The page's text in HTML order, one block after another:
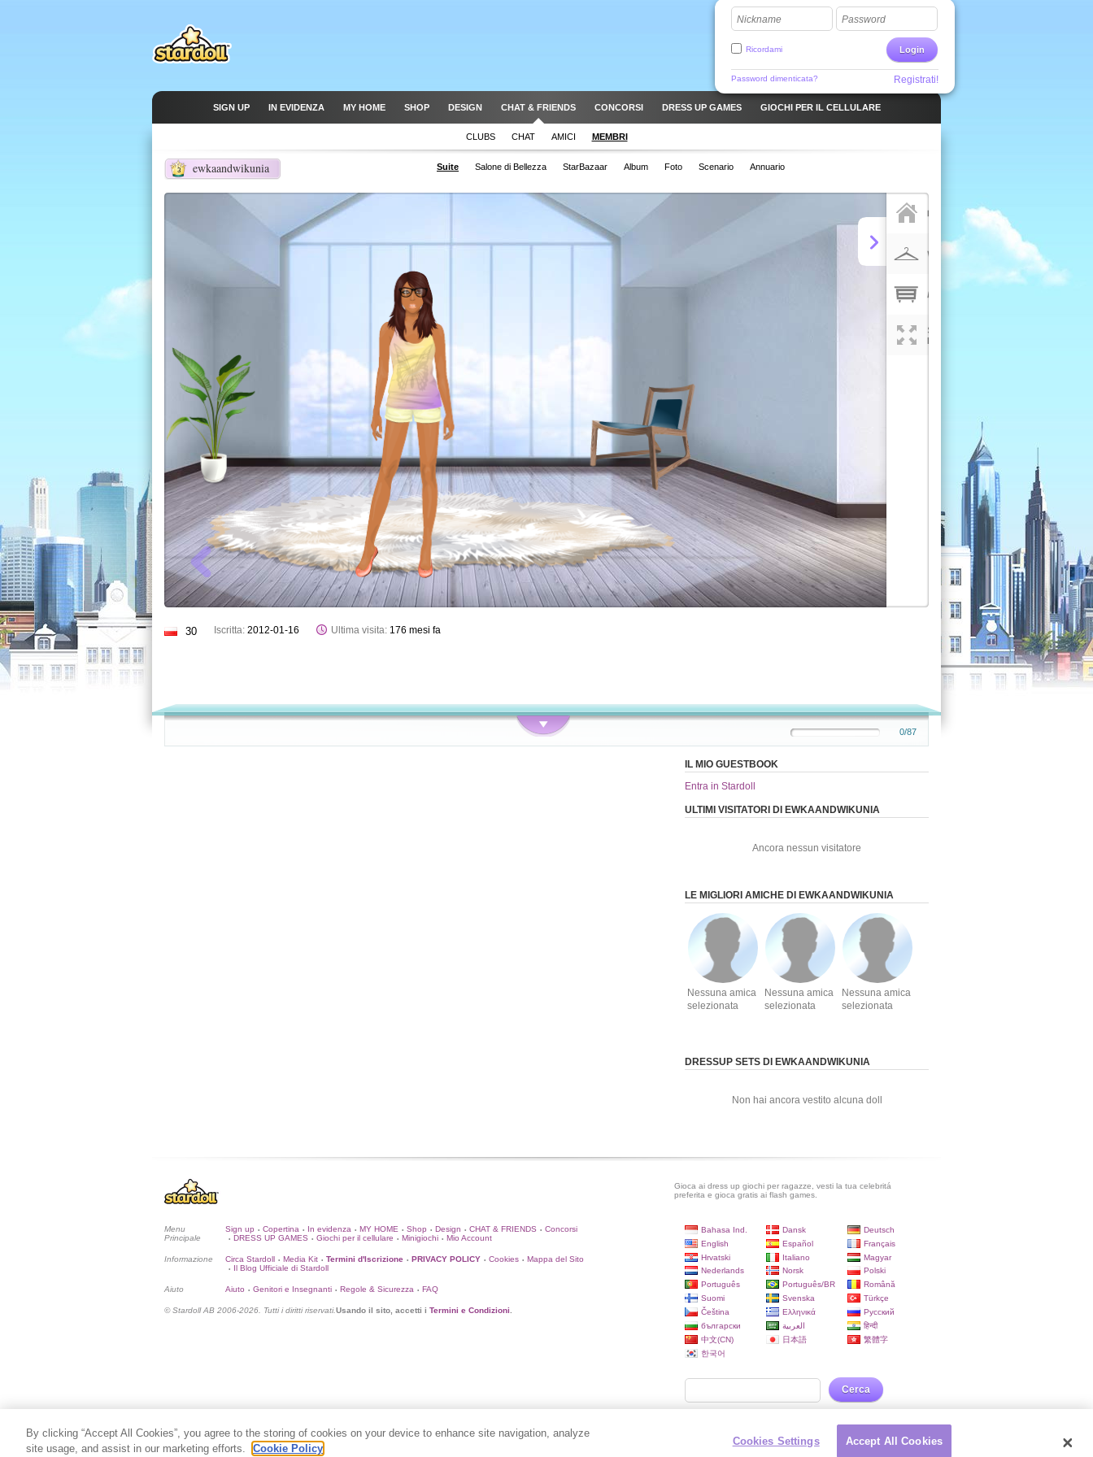
Nickname Password
Login
Ricordami
Password dimenticata? Registrati!
SIGN UP IN EVIDENZA MY HOME SHOP DESIGN CHAT & FRIENDS CONCORSI DRESS UP GAMES GIOCHI PER IL CELLULARE
CLUBS CHAT AMICI MEMBRI
ewkaandwikunia
3 Suite Salone di Bellezza StarBazaar Album Foto Scenario Annuario
30 Iscritta: 2012-01-16 Ultima visita: 176 mesi fa
0/87
IL MIO GUESTBOOK
Entra in Stardoll
ULTIMI VISITATORI DI EWKAANDWIKUNIA
Ancora nessun visitatore
LE MIGLIORI AMICHE DI EWKAANDWIKUNIA
Nessuna amica
selezionata
Nessuna amica
selezionata
Nessuna amica
selezionata
DRESSUP SETS DI EWKAANDWIKUNIA
Non hai ancora vestito alcuna doll
Gioca ai dress up giochi per ragazze, vesti la tua celebritá
preferita e gioca gratis ai flash games.
Menu
Principale
Sign up • Copertina • In evidenza • MY HOME • Shop • Design • CHAT & FRIENDS • Concorsi
• DRESS UP GAMES • Giochi per il cellulare • Minigiochi • Mio Account
Informazione Circa Stardoll • Media Kit • Termini d'Iscrizione • PRIVACY POLICY • Cookies • Mappa del Sito
• Il Blog Ufficiale di Stardoll
Aiuto Aiuto • Genitori e Insegnanti • Regole & Sicurezza • FAQ
© Stardoll AB 2006-2026. Tutti i diritti riservati.Usando il sito, accetti i Termini e Condizioni
Bahasa Ind. Dansk
Deutsch
English
Español
Français
Hrvatski
Italiano
Magyar
Nederlands
Norsk
Polski
Português
Português/BR
Română
Suomi
Svenska
Türkçe
Čeština
Ελληνικά
Русский
български
العربية
हिन्दी
中文(CN)
日本語
繁體字
한국어
Cerca
By clicking “Accept All Cookies”, you agree to the storing of cookies on your device to enhance site navigation, analyze
site usage, and assist in our marketing efforts.
Cookie Policy
Cookies Settings Accept All Cookies